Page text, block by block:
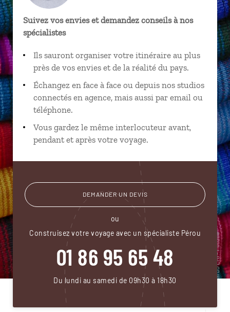
Suivez vos envies et demandez conseils à nos
spécialistes
Ils sauront organiser votre itinéraire au plus
près de vos envies et de la réalité du pays.
Échangez en face à face ou depuis nos studios
connectés en agence, mais aussi par email ou
téléphone.
Vous gardez le même interlocuteur avant,
pendant et après votre voyage.
DEMANDER UN DEVIS
ou
Construisez votre voyage avec un spécialiste Pérou
01 86 95 65 48
Du lundi au samedi de 09h30 à 18h30